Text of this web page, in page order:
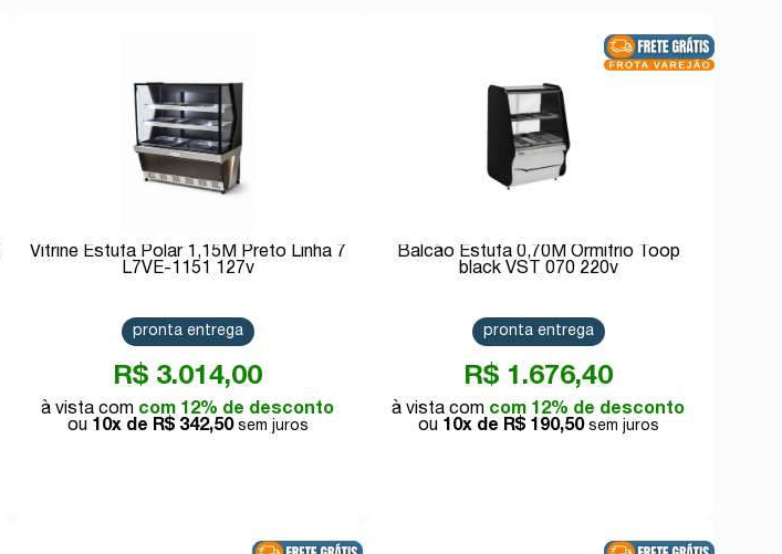
Vitrine Estufa Polar 1,15M Preto Linha 7
L7VE-1151 127v
R$ 3.014,00
com 12% de desconto
10x de R$ 342,50
pronta entrega
Balcão Estufa 0,70M Ormifrio Toop
black VST 070 220v
R$ 1.676,40
com 12% de desconto
10x de R$ 190,50
pronta entrega